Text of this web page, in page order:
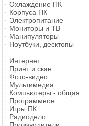
· Охлаждение ПК
· Корпуса ПК
· Электропитание
· Мониторы и ТВ
· Манипуляторы
· Ноутбуки, десктопы
· Интернет
· Принт и скан
· Фото-видео
· Мультимедиа
· Компьютеры - общая
· Программное
· Игры ПК
· Радиодело